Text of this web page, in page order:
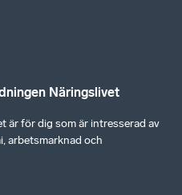
Näringslivet
är för dig som är intresserad av
arbetsmarknad och